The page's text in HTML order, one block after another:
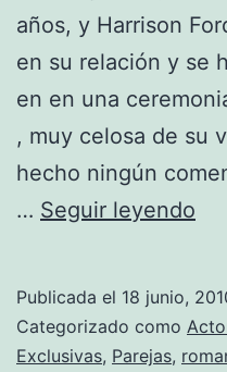
años, y Harrison
en su relación y se
en en una
, muy celosa de su
hecho ningún
… Seguir leyendo
Publicada el 18 junio,
Categorizado como
Exclusivas, Parejas,